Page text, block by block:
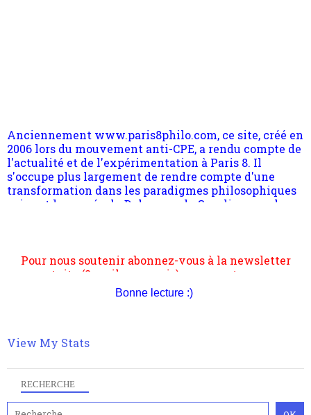
RECHERCHE
2006 lors du mouvement anti-CPE, a rendu compte de
l'actualité et de l'expérimentation à Paris 8. Il
s'occupe plus largement de rendre compte d'une
transformation dans les paradigmes philosophiques
suivant la pensée du Dehors ou du Surpli, omme la
nomme les métaphysiciens classique. Nous avons
contrat est la marque d'une complexité, riche de
multiples facteurs et échelles. Ce site contient des
articles pour être apte à un plus grand nombre de
gratuite (2 mails par mois), commentez sans
hésitation, partagez le contenu sur les réseaux et si
vous le pouvez faîtes des liens depuis votre site.
Bonne lecture :)
View My Stats